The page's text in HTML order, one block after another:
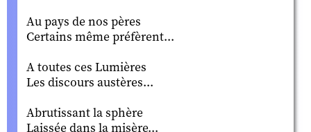
Au pays de nos pères
Certains même préfèrent...
A toutes ces Lumières
Les discours austères...
Abrutissant la sphère
Laissée dans la misère...